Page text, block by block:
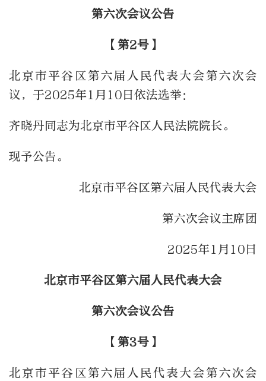
第六次会议公告
【第2号】
北京市平谷区第六届人民代表大会第六次会
议，于2025年1月10日依法选举：
齐晓丹同志为北京市平谷区人民法院院长。
现予公告。
北京市平谷区第六届人民代表大会
第六次会议主席团
2025年1月10日
北京市平谷区第六届人民代表大会
第六次会议公告
【第3号】
北京市平谷区第六届人民代表大会第六次会